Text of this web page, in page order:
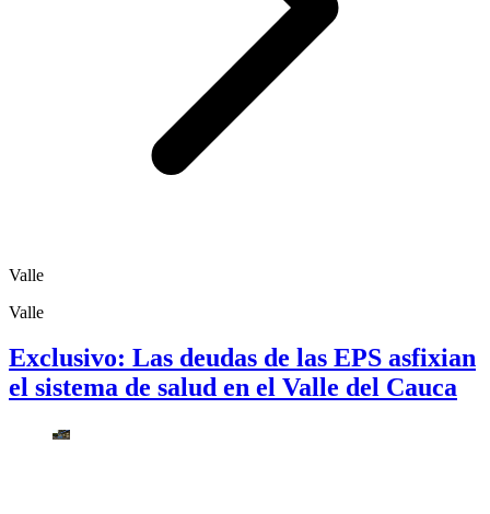
Valle
Valle
Exclusivo: Las deudas de las EPS asfixian
el sistema de salud en el Valle del Cauca